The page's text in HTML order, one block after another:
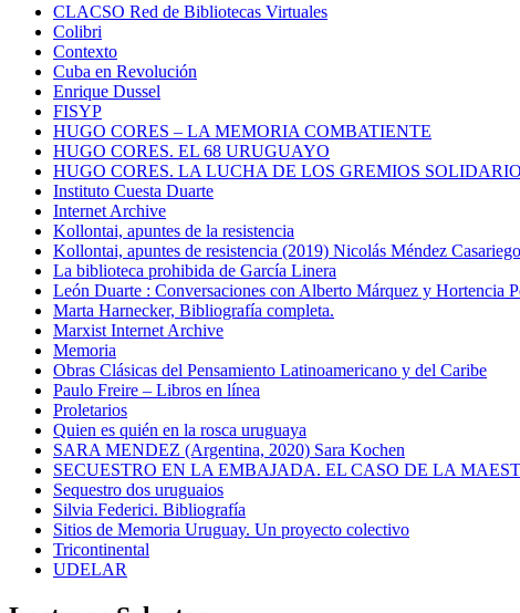
CLACSO Red de Bibliotecas Virtuales
Colibri
Contexto
Cuba en Revolución
Enrique Dussel
FISYP
HUGO CORES – LA MEMORIA COMBATIENTE
HUGO CORES. EL 68 URUGUAYO
HUGO CORES. LA LUCHA DE LOS GREMIOS
Instituto Cuesta Duarte
Internet Archive
Kollontai, apuntes de la resistencia
Kollontai, apuntes de resistencia (2019) Nicolás Méndez Casariego
La biblioteca prohibida de García Linera
León Duarte : Conversaciones con Alberto Márquez y Hortencia
Marta Harnecker, Bibliografía completa.
Marxist Internet Archive
Memoria
Obras Clásicas del Pensamiento Latinoamericano y del Caribe
Paulo Freire – Libros en línea
Proletarios
Quien es quién en la rosca uruguaya
SARA MENDEZ (Argentina, 2020) Sara Kochen
SECUESTRO EN LA EMBAJADA. EL CASO DE LA
Sequestro dos uruguaios
Silvia Federici. Bibliografía
Sitios de Memoria Uruguay. Un proyecto colectivo
Tricontinental
UDELAR